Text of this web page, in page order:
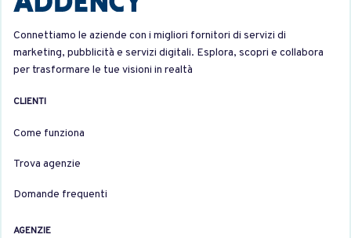
Connettiamo le aziende con i migliori fornitori di servizi di
marketing, pubblicità e servizi digitali. Esplora, scopri e collabora
per trasformare le tue visioni in realtà
CLIENTI
Come funziona
Trova agenzie
Domande frequenti
AGENZIE